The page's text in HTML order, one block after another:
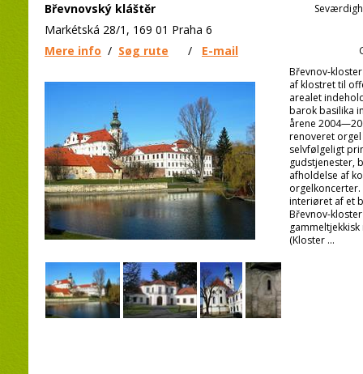
Břevnovský kláštěr
Markétská 28/1, 169 01 Praha 6
Mere info / Søg rute / E-mail
Břevnov-
af klostret til
arealet
barok basilika
årene
renoveret
selvfølgeligt
gudstjenester,
afholdelse af
orgelkoncerter.
interiøret af et
Břevnov-
(Kloster ...